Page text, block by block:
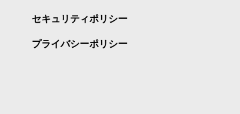
セキュリティポリシー
プライバシーポリシー